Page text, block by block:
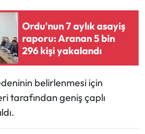
Ordu'nun 7 aylık asayiş
raporu: Aranan 5 bin
296 kişi yakalandı
belirlenmesi için
tarafından geniş çaplı